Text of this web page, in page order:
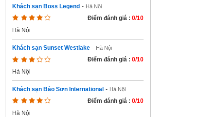
Khách sạn Boss Legend - Hà Nội
Điểm đánh giá : 0/10
Hà Nội
Khách sạn Sunset Westlake - Hà Nội
Điểm đánh giá : 0/10
Hà Nội
Khách sạn Bảo Sơn International - Hà Nội
Điểm đánh giá : 0/10
Hà Nội